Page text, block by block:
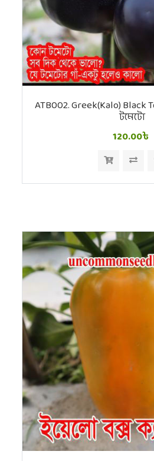
ATB002. Greek(Kalo) Black
টমেটো
120.00৳